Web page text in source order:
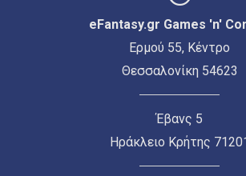
eFantasy.gr Games 'n'
Ερμού 55, Κέντρο
Θεσσαλονίκη 54623
Έβανς 5
Ηράκλειο Κρήτης